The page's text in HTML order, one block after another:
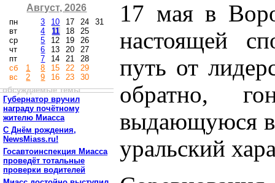
Август, 2026
пн
вт
ср
чт
пт
сб
вс
1
2
3
4
5
6
7
8
9
10
11
12
13
14
15
16
17
18
19
20
21
22
23
24
25
26
27
28
29
30
31
обсуждаемые темы
Губернатор вручил
награду почётному
жителю Миасса
С Днём рождения,
NewsMiass.ru!
Госавтоинспекция Миасса
проведёт тотальные
проверки водителей
17 мая в
настоящей
путь от
обратно,
выдающуюся
уральский